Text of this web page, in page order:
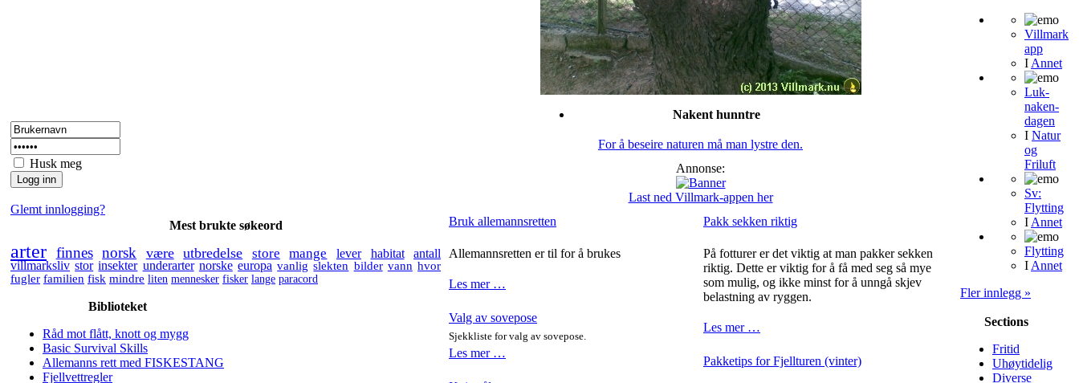
Husk meg
Glemt innlogging?
Mest brukte søkeord
arter finnes norsk være utbredelse store mange lever habitat
antall
villmarksliv stor insekter underarter norske europa vanlig slekten bilder vann hvor
fugler familien fisk mindre liten mennesker fisker lange paracord
Biblioteket
Råd mot flått, knott og mygg
Basic Survival Skills
Allemanns rett med FISKESTANG
Fjellvettregler
Nakent hunntre
For å beseire naturen må man lystre den.
Annonse:
Last ned Villmark-appen her
Bruk allemannsretten
Allemannsretten er til for å brukes
Les mer …
Valg av sovepose
Sjekkliste for valg av sovepose.
Les mer …
Pakk sekken riktig
På fotturer er det viktig at man pakker sekken
riktig. Dette er viktig for å få med seg så mye
som mulig, og ikke minst for å unngå skjev
belastning av ryggen.
Les mer …
Pakketips for Fjellturen (vinter)
Villmark
app
I Annet
Luk-
naken-
dagen
I Natur
og
Friluft
Sv:
Flytting
I Annet
Flytting
I Annet
Fler innlegg »
Sections
Fritid
Uhøytidelig
Diverse